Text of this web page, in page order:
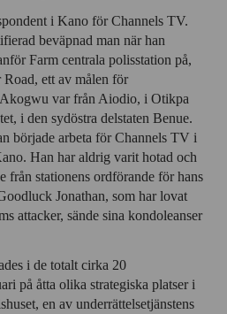
i Kano för Channels TV.
beväpnad man när han
Farm centrala polisstation på,
ett av målen för
var från Aiodio, i Otikpa
i den sydöstra delstaten Benue.
började arbeta för Channels TV i
Han har aldrig varit hotad och
från stationens ordförande för hans
Jonathan, som har lovat
attacker, sände sina kondoleanser
i de totalt cirka 20
på åtta olika strategiska platser i
en av underrättelsetjänstens